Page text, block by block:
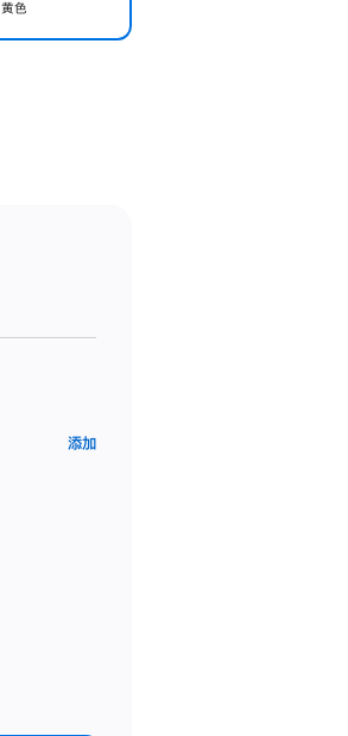
黄色
添加AppleCare+